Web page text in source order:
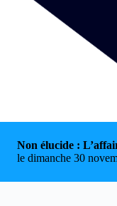
Non élucide :
le dimanche 30